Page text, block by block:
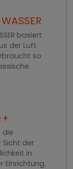
basiert
der Luft
so
die
Sicht der
in
Einrichtung.